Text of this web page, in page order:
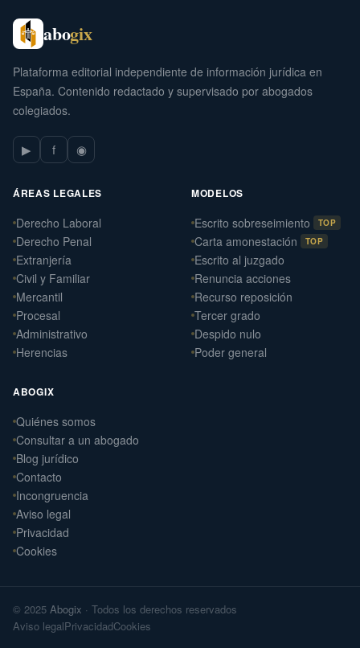
abogix
Plataforma editorial independiente de información jurídica en
España. Contenido redactado y supervisado por abogados
colegiados.
▶ f ◉
ÁREAS LEGALES
Derecho Laboral
Derecho Penal
Extranjería
Civil y Familiar
Mercantil
Procesal
Administrativo
Herencias
MODELOS
Escrito sobreseimiento TOP
Carta amonestación TOP
Escrito al juzgado
Renuncia acciones
Recurso reposición
Tercer grado
Despido nulo
Poder general
ABOGIX
Quiénes somos
Consultar a un abogado
Blog jurídico
Contacto
Incongruencia
Aviso legal
Privacidad
Cookies
© 2025 Abogix · Todos los derechos reservados
Aviso legalPrivacidadCookies
Daniel Ramos Illanes
Derecho Laboral
📍 Sevilla
Laterna Abogados
📍 Santiago de Compostela
Arteaga Abogados
Derecho Civil